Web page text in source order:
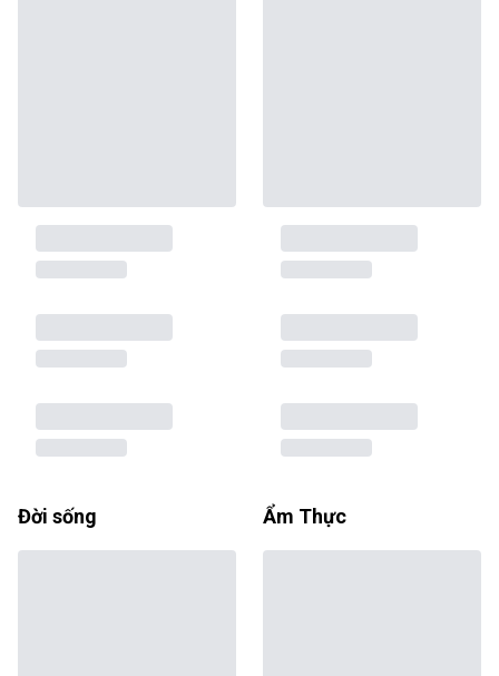
Đời sống Ẩm Thực